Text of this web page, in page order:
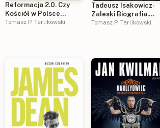
Reformacja 2.0. Czy
Kościół w Polsce
przetrwa?
Tomasz P. Terlikowski
Tadeusz Isakowicz-
Zaleski Biografia.
Sumienie polskiego
Tomasz P. Terlikowski